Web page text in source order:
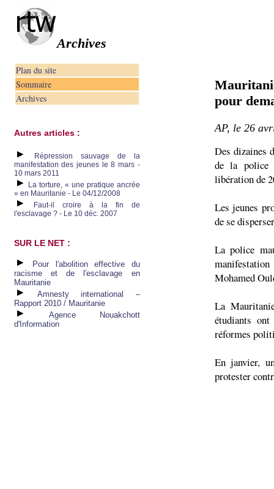
Archives
Plan du site
Sommaire
Archives
Autres articles :
Répression sauvage de la
manifestation des jeunes le 8 mars -
10 mars 2011
La torture, « une pratique ancrée
» en Mauritanie - Le 04/12/2008
Faut-il croire à la fin de
l'esclavage ? - Le 10 déc. 2007
SUR LE NET :
Pour l'abolition effective du
racisme et de l'esclavage en
Mauritanie
Amnesty international –
Rapport 2010 / Mauritanie
Agence Nouakchott
d'Information
pour
AP, le 26
Des dizaines
de la police
libération de
Les jeunes
de se
La police
Mohamed
La
étudiants
réformes
En janvier,
protester